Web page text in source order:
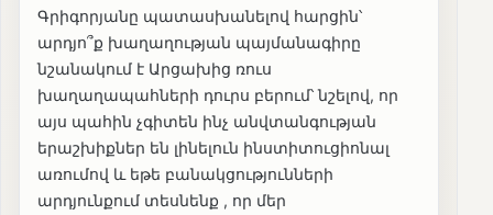
Գրիգորյանը պատասխանելով հարցին՝
արդյո՞ք խաղաղության պայմանագիրը
նշանակում է Արցախից ռուս
խաղաղապահների դուրս բերում՝ նշելով, որ
այս պահին չգիտեն ինչ անվտանգության
երաշխիքներ են լինելուն ինստիտուցիոնալ
առումով և եթե բանակցությունների
արդյունքում տեսնենք , որ մեր